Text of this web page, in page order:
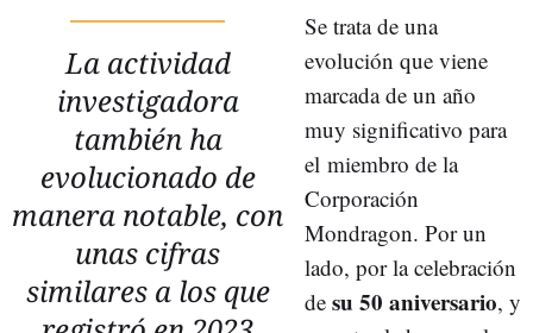
La actividad
investigadora
también ha
evolucionado de
manera notable, con
unas cifras
similares a los que
Se trata de una
evolución que viene
marcada de un año
muy significativo para
el miembro de la
Corporación
Mondragon. Por un
lado, por la celebración
de su 50 aniversario, y